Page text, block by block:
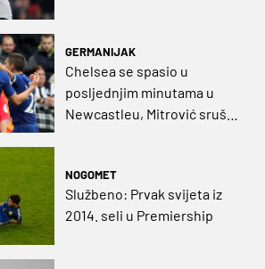
GERMANIJAK
Chelsea se spasio u
posljednjim minutama u
Newcastleu, Mitrović srušio
NOGOMET
Službeno: Prvak svijeta iz
2014. seli u Premiership